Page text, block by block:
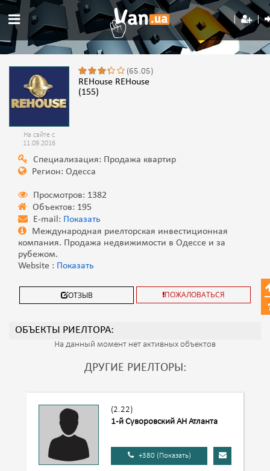
На сайте с
11.09.2016
(65.05)
REHouse REHouse
(155)
Специализация: Продажа квартир
Регион: Одесса
Просмотров: 1382
Объектов: 195
E-mail: Показать
Международная риелторская инвестиционная
компания. Продажа недвижимости в Одессе и за
рубежом.
Website : Показать
ОТЗЫВ ПОЖАЛОВАТЬСЯ
ОБЪЕКТЫ РИЕЛТОРА:
На данный момент нет активных объектов
ДРУГИЕ РИЕЛТОРЫ:
(2.22)
1-й Суворовский АН Атланта
+380 (Показать)